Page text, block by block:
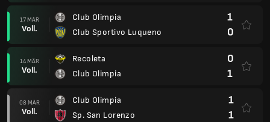
17 MÄR
Voll.
Club Olimpia
Club Sportivo Luqueno
1
0
14 MÄR
Voll.
Recoleta
Club Olimpia
0
1
08 MÄR
Voll.
Club Olimpia
Sp. San Lorenzo
1
1